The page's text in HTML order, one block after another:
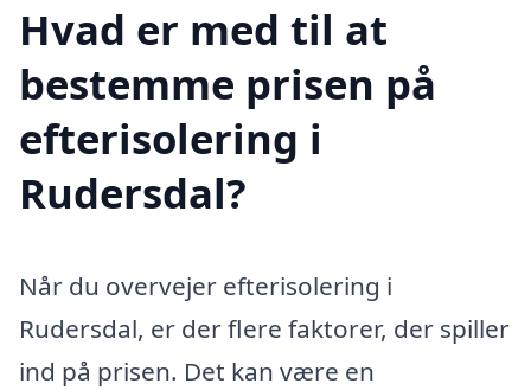
Hvad er med til at
bestemme prisen på
efterisolering i
Rudersdal?
Når du overvejer efterisolering i
Rudersdal, er der flere faktorer, der spiller
ind på prisen. Det kan være en